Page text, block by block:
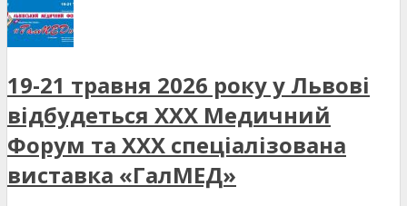
19-21 травня 2026 року у Львові
відбудеться XXX Медичний
Форум та XXX спеціалізована
виставка «ГалМЕД»